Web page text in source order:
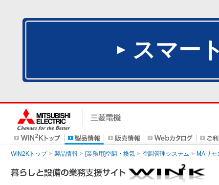
スマー
WIN2Kトップ 製品情報 [業務用]空調・換気 空調管理システム MAリモ